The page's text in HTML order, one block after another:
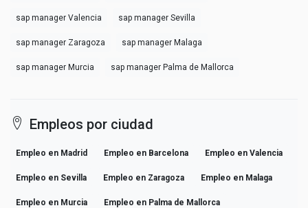
sap manager Valencia sap manager Sevilla
sap manager Zaragoza sap manager Malaga
sap manager Murcia sap manager Palma de Mallorca
Empleos por ciudad
Empleo en Madrid Empleo en Barcelona Empleo en Valencia
Empleo en Sevilla Empleo en Zaragoza Empleo en Malaga
Empleo en Murcia Empleo en Palma de Mallorca